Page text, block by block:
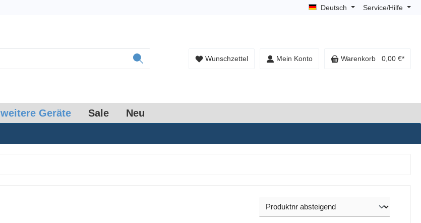
Deutsch Service/Hilfe
Wunschzettel Mein Konto Warenkorb 0,00 €*
weitere Geräte Sale Neu